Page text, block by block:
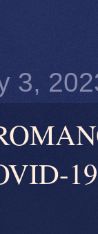
3,